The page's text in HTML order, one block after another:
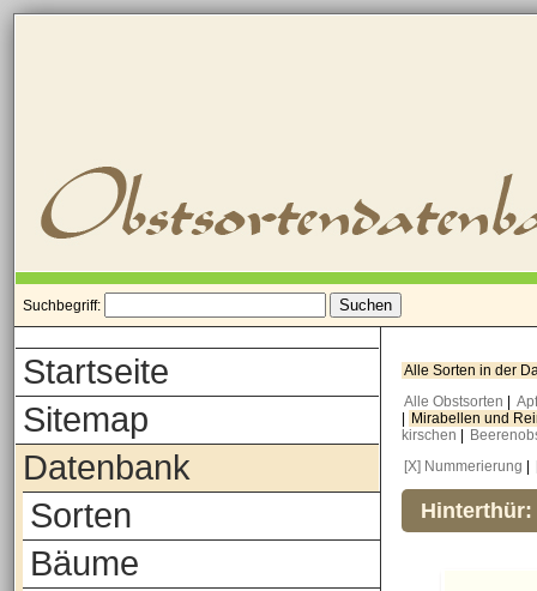
Suchbegriff:
Startseite
Sitemap
Datenbank
Sorten
Bäume
Alle Sorten in der
Alle Obstsorten
Mirabellen und
kirschen
[X] Nummerierung